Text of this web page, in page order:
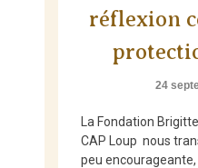
réflexion
24
La Fondation
CAP Loup nous
peu encourageante,